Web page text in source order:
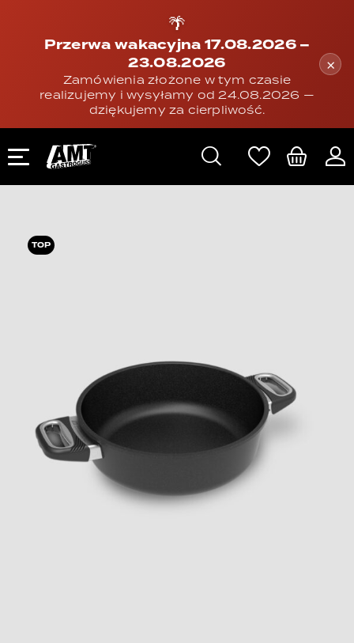
🌴
Przerwa wakacyjna 17.08.2026 –
23.08.2026
Zamówienia złożone w tym czasie
realizujemy i wysyłamy od 24.08.2026 —
dziękujemy za cierpliwość.
×
TOP